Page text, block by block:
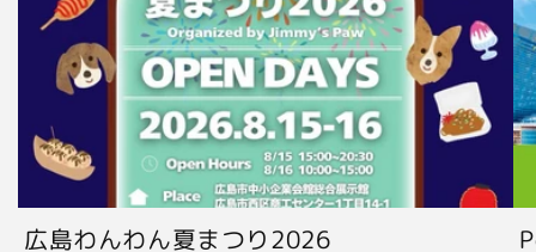
広島わんわん夏まつり2026